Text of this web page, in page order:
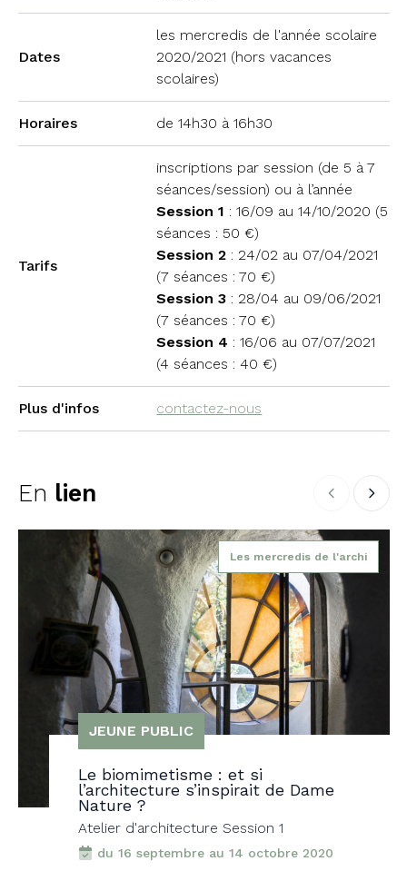
Dates
les mercredis de l'année scolaire
2020/2021 (hors vacances
scolaires)
Horaires de 14h30 à 16h30
Tarifs
inscriptions par session (de 5 à 7
séances/session) ou à l’année
Session 1 : 16/09 au 14/10/2020 (5
séances : 50 €)
Session 2 : 24/02 au 07/04/2021
(7 séances : 70 €)
Session 3 : 28/04 au 09/06/2021
(7 séances : 70 €)
Session 4 : 16/06 au 07/07/2021
(4 séances : 40 €)
Plus d'infos contactez-nous
En lien
Les mercredis de l'archi
JEUNE PUBLIC
Matière et architecture
Atelier d'architecture Session 3
du 28 avril au 9 juin 2021